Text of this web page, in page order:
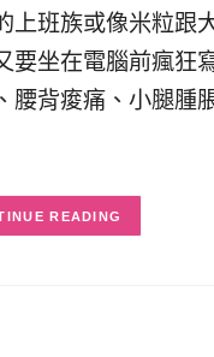
上班族或像米粒跟
要坐在電腦前瘋狂
腰背痠痛、小腿腫
READING